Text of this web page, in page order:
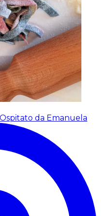
Ospitato da Emanuela